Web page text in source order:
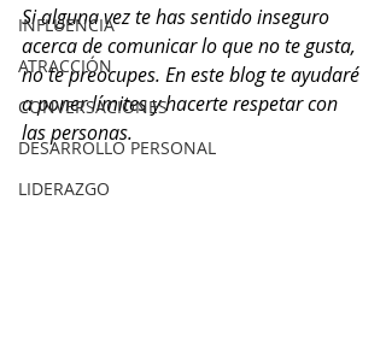
INFLUENCIA
ATRACCIÓN
CONVERSACIONES
DESARROLLO PERSONAL
LIDERAZGO
Si alguna vez te has sentido inseguro
acerca de comunicar lo que no te gusta,
no te preocupes. En este blog te ayudaré
a poner límites y hacerte respetar con
las personas.